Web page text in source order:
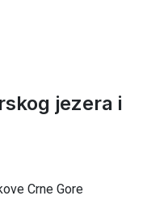
jezera i
Crne Gore